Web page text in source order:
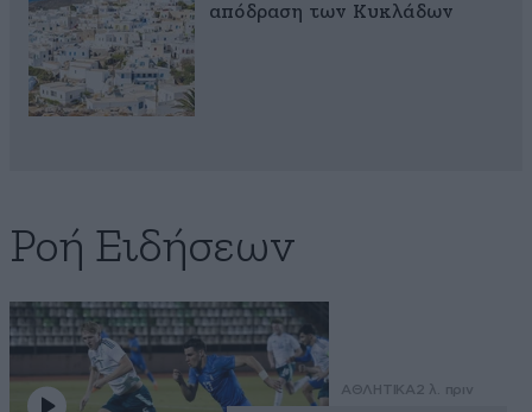
απόδραση των Κυκλάδων
Ροή Ειδήσεων
ΑΘΛΗΤΙΚΑ2 λ. πριν